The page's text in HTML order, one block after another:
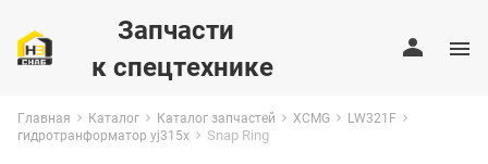
Запчасти
к спецтехнике
Главная Каталог Каталог запчастей XCMG
LW321F
гидротранформатор yj315x
Snap Ring